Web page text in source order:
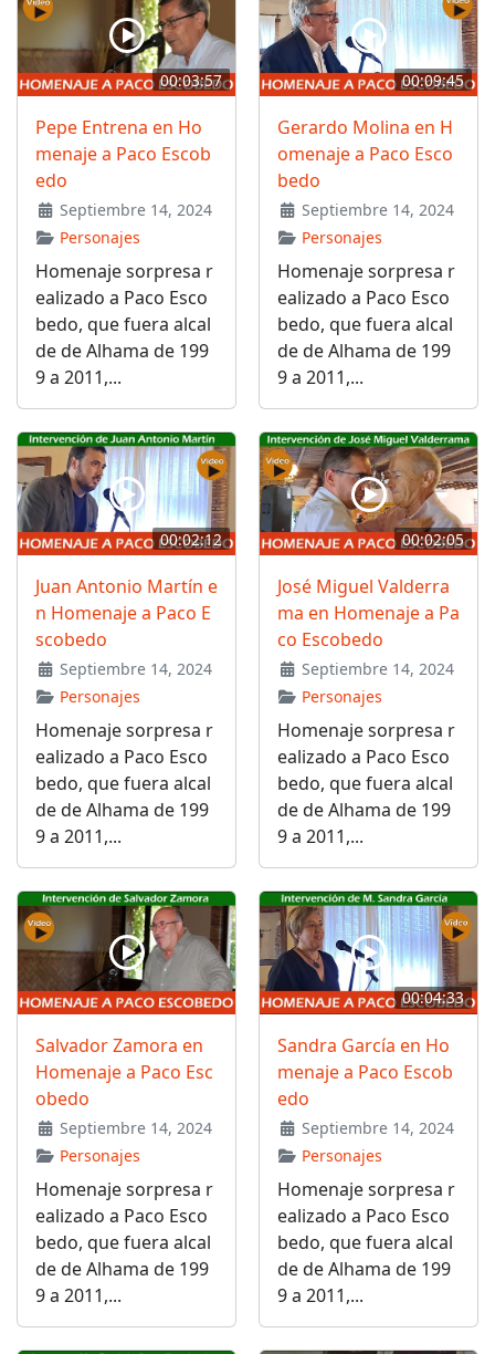
00:03:57
Pepe Entrena en Ho
menaje a Paco Escob
edo
Septiembre 14, 2024
Personajes
Homenaje sorpresa r
ealizado a Paco Esco
bedo, que fuera alcal
de de Alhama de 199
9 a 2011,...
00:09:45
Gerardo Molina en H
omenaje a Paco Esco
bedo
Septiembre 14, 2024
Personajes
Homenaje sorpresa r
ealizado a Paco Esco
bedo, que fuera alcal
de de Alhama de 199
9 a 2011,...
00:02:12
Juan Antonio Martín e
n Homenaje a Paco E
scobedo
Septiembre 14, 2024
Personajes
Homenaje sorpresa r
ealizado a Paco Esco
bedo, que fuera alcal
de de Alhama de 199
9 a 2011,...
00:02:05
José Miguel Valderra
ma en Homenaje a Pa
co Escobedo
Septiembre 14, 2024
Personajes
Homenaje sorpresa r
ealizado a Paco Esco
bedo, que fuera alcal
de de Alhama de 199
9 a 2011,...
Salvador Zamora en
Homenaje a Paco Esc
obedo
Septiembre 14, 2024
Personajes
Homenaje sorpresa r
ealizado a Paco Esco
bedo, que fuera alcal
de de Alhama de 199
9 a 2011,...
00:04:33
Sandra García en Ho
menaje a Paco Escob
edo
Septiembre 14, 2024
Personajes
Homenaje sorpresa r
ealizado a Paco Esco
bedo, que fuera alcal
de de Alhama de 199
9 a 2011,...